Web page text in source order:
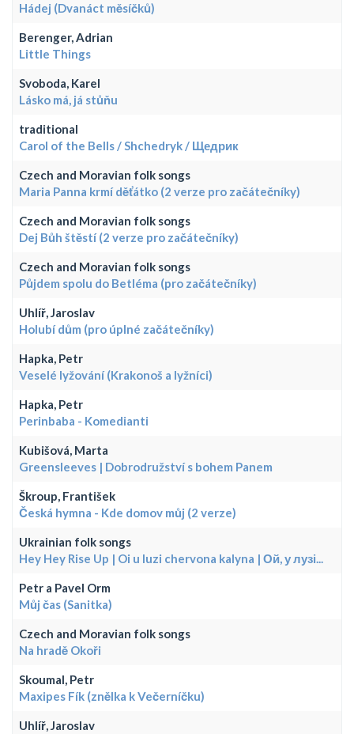
Hádej (Dvanáct měsíčků)
Berenger, Adrian
Little Things
Svoboda, Karel
Lásko má, já stůňu
traditional
Carol of the Bells / Shchedryk / Щедрик
Czech and Moravian folk songs
Maria Panna krmí děťátko (2 verze pro začátečníky)
Czech and Moravian folk songs
Dej Bůh štěstí (2 verze pro začátečníky)
Czech and Moravian folk songs
Půjdem spolu do Betléma (pro začátečníky)
Uhlíř, Jaroslav
Holubí dům (pro úplné začátečníky)
Hapka, Petr
Veselé lyžování (Krakonoš a lyžníci)
Hapka, Petr
Perinbaba - Komedianti
Kubišová, Marta
Greensleeves | Dobrodružství s bohem Panem
Škroup, František
Česká hymna - Kde domov můj (2 verze)
Ukrainian folk songs
Hey Hey Rise Up | Oi u luzi chervona kalyna | Ой, у лузі...
Petr a Pavel Orm
Můj čas (Sanitka)
Czech and Moravian folk songs
Na hradě Okoři
Skoumal, Petr
Maxipes Fík (znělka k Večerníčku)
Uhlíř, Jaroslav